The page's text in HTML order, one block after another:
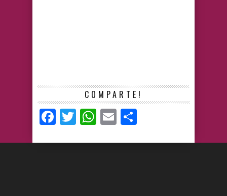
COMPARTE!
Facebook
TwitterWhatsApp
Email